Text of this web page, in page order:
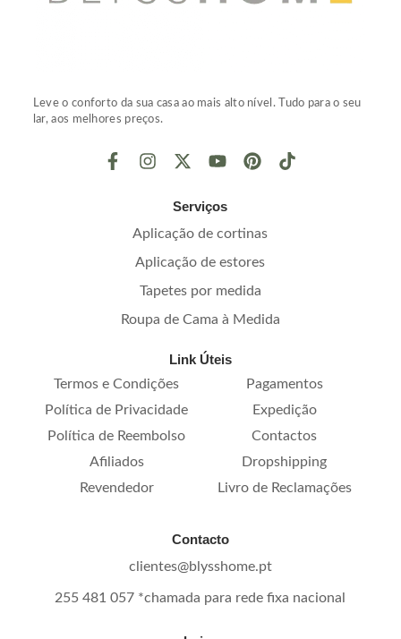
Leve o conforto da sua casa ao mais alto nível. Tudo para o seu
lar, aos melhores preços.
Serviços
Aplicação de cortinas
Aplicação de estores
Tapetes por medida
Roupa de Cama à Medida
Link Úteis
Termos e Condições
Pagamentos
Política de Privacidade
Expedição
Política de Reembolso
Contactos
Afiliados
Dropshipping
Revendedor
Livro de Reclamações
Contacto
clientes@blysshome.pt
255 481 057 *chamada para rede fixa nacional